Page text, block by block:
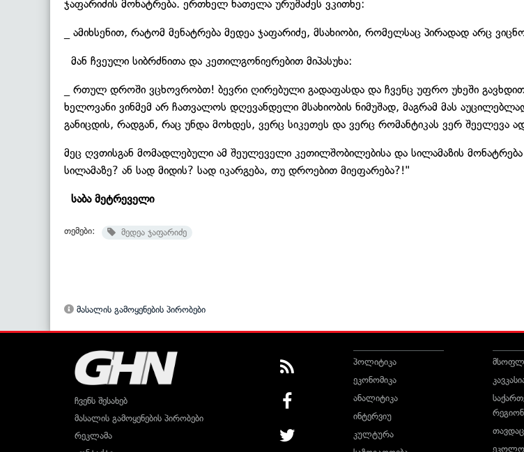
ჯაფარიძის მონატრება. ერთხელ ნათელა ურუშაძეს ვკითხე:
_ ამიხსენით, რატომ მენატრება მედეა ჯაფარიძე, მსახიობი, რომელსაც პირადად არც
მან ჩვეული სიბრძნითა და კეთილგონიერებით მიპასუხა:
_ რთულ დროში ვცხოვრობთ! ბევრი ღირებული გადაფასდა და ჩვენც უფრო უხეში
ხელოვანი ვინმემ არ ჩათვალოს დღევანდელი მსახიობის ნიმუშად, მაგრამ მას
განიცდის, რადგან, რაც უნდა მოხდეს, ვერც სიკეთეს და ვერც რომანტიკას ვერ შეელევა
მეც ღვთისგან მომადლებული ამ შეულეველი კეთილშობილებისა და სილამაზის
სილამაზე? ან სად მიდის? სად იკარგება, თუ დროებით მიეფარება?!"
საბა მეტრეველი
თემები: მედეა ჯაფარიძე
მასალის გამოყენების პირობები
ჩვენს შესახებ
მასალის გამოყენების პირობები
რეკლამა
პოლიტიკა
ეკონომიკა
ანალიტიკა
ინტერვიუ
კულტურა